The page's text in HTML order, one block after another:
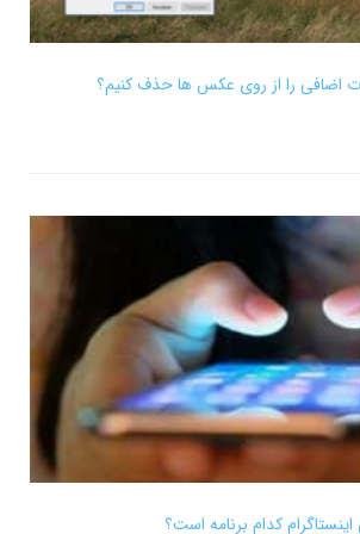
اضافی را از روی عکس ها حذف کنیم؟
اینستاگرام کدام برنامه است؟